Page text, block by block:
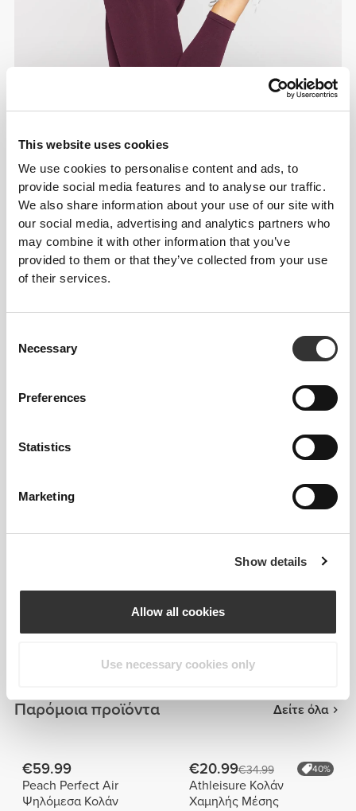
This website uses cookies
We use cookies to personalise content and ads, to
provide social media features and to analyse our traffic.
We also share information about your use of our site with
our social media, advertising and analytics partners who
may combine it with other information that you’ve
provided to them or that they’ve collected from your use
of their services.
Selection
Necessary
Preferences
Statistics
Marketing
Show details
Allow all cookies
Use necessary cookies only
Συνολικές κριτικές
Παρόμοια προϊόντα Δείτε όλα
€59.99
Peach Perfect Air
Ψηλόμεσα Κολάν
€20.99€34.99 40%
Athleisure Κολάν
Χαμηλής Μέσης